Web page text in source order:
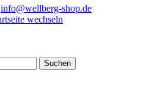
info@wellberg-shop.de
Suchen